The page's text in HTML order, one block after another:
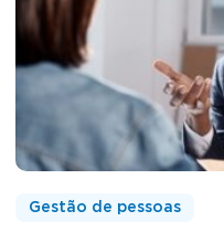
Gestão de pessoas